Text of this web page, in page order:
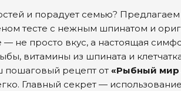
и порадует семью?
тесте с нежным шпинатом и
— не просто вкус, а настоящая
витамины из шпината и
рецепт от «Рыбный мир
Главный секрет — использование